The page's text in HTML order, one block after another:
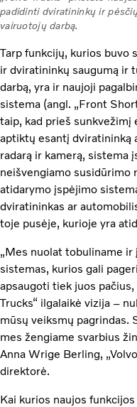
padidinti dviratininkų ir
vairuotojų darbą.
Tarp funkcijų, kurios buvo
ir dviratininkų saugumą ir
darbą, yra ir naujoji
sistema (angl. „Front
taip, kad prieš sunkvežimį
aptiktų esantį dviratininką
radarą ir kamerą, sistema
neišvengiamo susidūrimo
atidarymo įspėjimo
dviratininkas ar
toje pusėje, kurioje yra
„Mes nuolat tobuliname
sistemas, kurios gali
apsaugoti tiek juos
Trucks“ ilgalaikė vizija –
mūsų veiksmų pagrindas.
mes žengiame svarbius
Anna Wrige Berling,
direktorė.
Kai kurios naujos